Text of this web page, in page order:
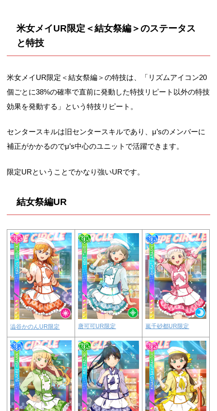
米女メイUR限定＜結女祭編＞のステータス
と特技
米女メイUR限定＜結女祭編＞の特技は、「リズムアイコン20
個ごとに38%の確率で直前に発動した特技リピート以外の特技
効果を発動する」という特技リピート。
センタースキルは旧センタースキルであり、μ’sのメンバーに
補正がかかるのでμ’s中心のユニットで活躍できます。
限定URということでかなり強いURです。
結女祭編UR
澁谷かのんUR限定 唐可可UR限定 嵐千砂都UR限定